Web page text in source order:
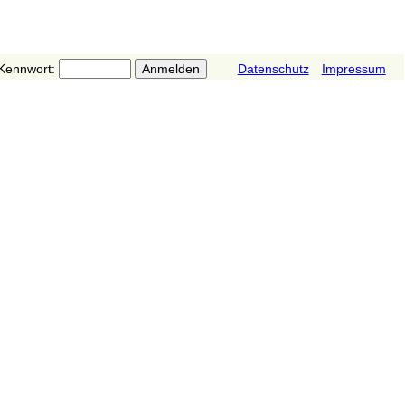
Datenschutz Impressum